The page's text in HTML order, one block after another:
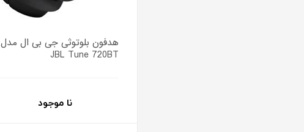
هدفون بلوتوثی جی بی ال مدل
JBL Tune 720BT
نا موجود